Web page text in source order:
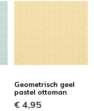
Geometrisch geel
pastel ottoman
€ 4,95